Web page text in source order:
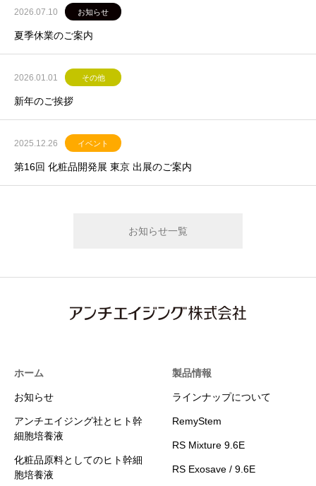
2026.07.10 お知らせ
夏季休業のご案内
2026.01.01 その他
新年のご挨拶
2025.12.26 イベント
第16回 化粧品開発展 東京 出展のご案内
お知らせ一覧
ホーム
お知らせ
アンチエイジング社とヒト幹
細胞培養液
化粧品原料としてのヒト幹細
胞培養液
製品情報
ラインナップについて
RemyStem
RS Mixture 9.6E
RS Exosave / 9.6E